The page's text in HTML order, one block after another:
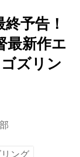
予告！
最新作エ
ズリン
ング